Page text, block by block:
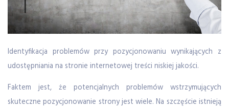
Identyfikacja problemów przy pozycjonowaniu wynikających z
udostępniania na stronie internetowej treści niskiej jakości.
Faktem jest, że potencjalnych problemów wstrzymujących
skuteczne pozycjonowanie strony jest wiele. Na szczęście istnieją